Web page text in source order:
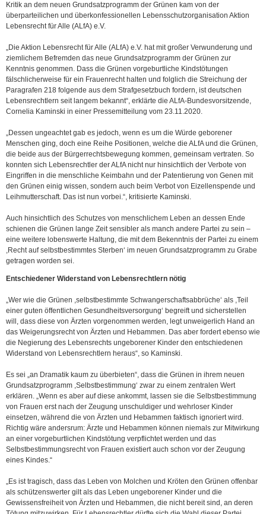
Kritik an dem neuen Grundsatzprogramm der Grünen kam von der
überparteilichen und überkonfessionellen Lebensschutzorganisation Aktion
Lebensrecht für Alle (ALfA) e.V.
„Die Aktion Lebensrecht für Alle (ALfA) e.V. hat mit großer Verwunderung und
ziemlichem Befremden das neue Grundsatzprogramm der Grünen zur
Kenntnis genommen. Dass die Grünen vorgeburtliche Kindstötungen
fälschlicherweise für ein Frauenrecht halten und folglich die Streichung der
Paragrafen 218 folgende aus dem Strafgesetzbuch fordern, ist deutschen
Lebensrechtlern seit langem bekannt“, erklärte die ALfA-Bundesvorsitzende,
Cornelia Kaminski in einer Pressemitteilung vom 23.11.2020.
„Dessen ungeachtet gab es jedoch, wenn es um die Würde geborener
Menschen ging, doch eine Reihe Positionen, welche die ALfA und die Grünen,
die beide aus der Bürgerrechtsbewegung kommen, gemeinsam vertraten. So
konnten sich Lebensrechtler der ALfA nicht nur hinsichtlich der Verbote von
Eingriffen in die menschliche Keimbahn und der Patentierung von Genen mit
den Grünen einig wissen, sondern auch beim Verbot von Eizellenspende und
Leihmutterschaft. Das ist nun vorbei.“, kritisierte Kaminski.
Auch hinsichtlich des Schutzes von menschlichem Leben an dessen Ende
schienen die Grünen lange Zeit sensibler als manch andere Partei zu sein –
eine weitere lobenswerte Haltung, die mit dem Bekenntnis der Partei zu einem
,Recht auf selbstbestimmtes Sterben‘ im neuen Grundsatzprogramm zu Grabe
getragen worden sei.
Entschiedener Widerstand von Lebensrechtlern nötig
„Wer wie die Grünen ,selbstbestimmte Schwangerschaftsabbrüche‘ als ,Teil
einer guten öffentlichen Gesundheitsversorgung‘ begreift und sicherstellen
will, dass diese von Ärzten vorgenommen werden, legt unweigerlich Hand an
das Weigerungsrecht von Ärzten und Hebammen. Das aber fordert ebenso wie
die Negierung des Lebensrechts ungeborener Kinder den entschiedenen
Widerstand von Lebensrechtlern heraus“, so Kaminski.
Es sei „an Dramatik kaum zu überbieten“, dass die Grünen in ihrem neuen
Grundsatzprogramm ,Selbstbestimmung‘ zwar zu einem zentralen Wert
erklären. „Wenn es aber auf diese ankommt, lassen sie die Selbstbestimmung
von Frauen erst nach der Zeugung unschuldiger und wehrloser Kinder
einsetzen, während die von Ärzten und Hebammen faktisch ignoriert wird.
Richtig wäre andersrum: Ärzte und Hebammen können niemals zur Mitwirkung
an einer vorgeburtlichen Kindstötung verpflichtet werden und das
Selbstbestimmungsrecht von Frauen existiert auch schon vor der Zeugung
eines Kindes.“
„Es ist tragisch, dass das Leben von Molchen und Kröten den Grünen offenbar
als schützenswerter gilt als das Leben ungeborener Kinder und die
Gewissensfreiheit von Ärzten und Hebammen, die nicht bereit sind, an deren